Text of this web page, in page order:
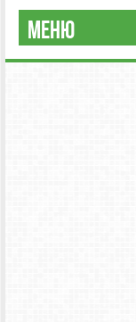
МЕНЮ
РЕГИСТРАЦИЯ